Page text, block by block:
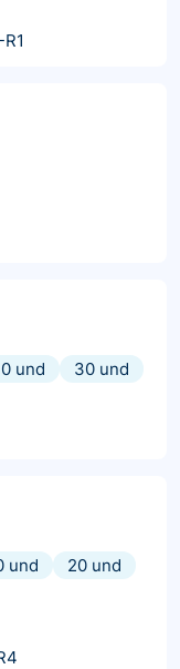
und
30 und
und
20 und